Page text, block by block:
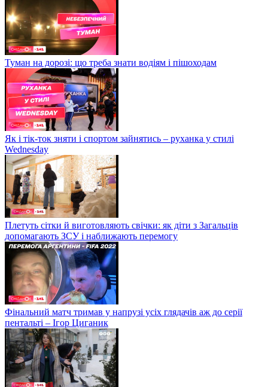
Туман на дорозі: що треба знати водіям і пішоходам
Як і тік-ток зняти і спортом зайнятись – руханка у стилі
Wednesday
Плетуть сітки й виготовляють свічки: як діти з Загальців
допомагають ЗСУ і наближають перемогу
Фінальний матч тримав у напрузі усіх глядачів аж до серії
пентальті – Ігор Циганик